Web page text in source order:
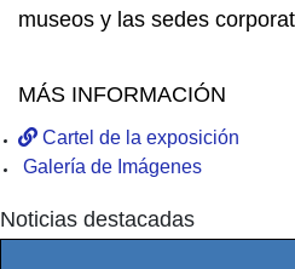
museos y las sedes
MÁS INFORMACIÓN
Cartel de la exposición
Galería de Imágenes
Noticias destacadas